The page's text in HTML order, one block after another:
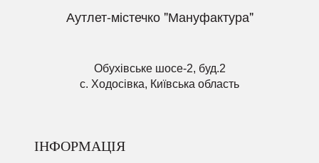
Аутлет-містечко "Мануфактура"
Обухівське шосе-2, буд.2
с. Ходосівка, Київська область
ІНФОРМАЦІЯ